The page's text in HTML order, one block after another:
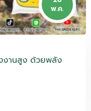
พ.ค.
งานสูง ด้วยพลัง